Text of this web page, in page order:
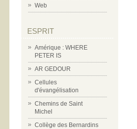
Web
ESPRIT
Amérique : WHERE
PETER IS
AR GEDOUR
Cellules
d'évangélisation
Chemins de Saint
Michel
Collège des Bernardins